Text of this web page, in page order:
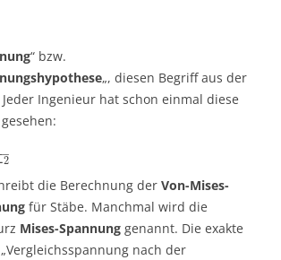
“ bzw.
„, diesen Begriff aus der
Ingenieur hat schon einmal diese
2
die Berechnung der Von-Mises-
für Stäbe. Manchmal wird die
Mises-Spannung genannt. Die exakte
nach der